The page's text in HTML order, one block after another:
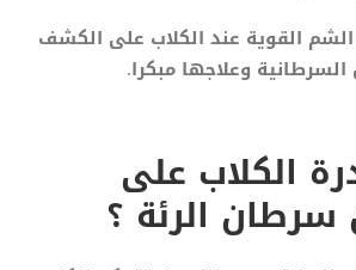
القوية عند الكلاب على الكشف
وعلاجها مبكرا.
الكلاب على
الرئة ؟